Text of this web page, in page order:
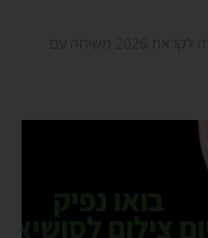
זה הכל התחיל בשיחה עם חברה לקראת 2026 משיחה עם